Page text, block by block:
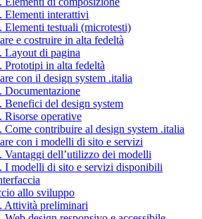
Elementi interattivi
Elementi testuali (microtesti)
e costruire in alta fedeltà
Layout di pagina
Prototipi in alta fedeltà
con il design system .italia
Documentazione
Benefici del design system
Risorse operative
Come contribuire al design system .italia
con i modelli di sito e servizi
Vantaggi dell’utilizzo dei modelli
I modelli di sito e servizi disponibili
allo sviluppo
Attività preliminari